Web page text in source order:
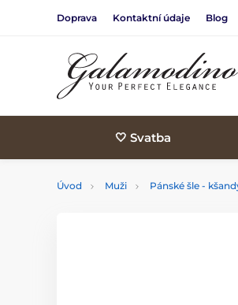
Doprava Kontaktní údaje Blog
🤍 Svatba
Úvod Muži Pánské šle -